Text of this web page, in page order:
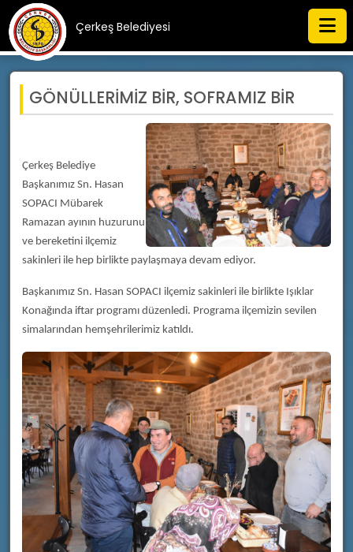
Çerkeş Belediyesi
GÖNÜLLERİMİZ BİR, SOFRAMIZ BİR
Çerkeş Belediye
Başkanımız Sn. Hasan
SOPACI Mübarek
Ramazan ayının huzurunu
ve bereketini ilçemiz
sakinleri ile hep birlikte paylaşmaya devam ediyor.
Başkanımız Sn. Hasan SOPACI ilçemiz sakinleri ile birlikte Işıklar
Konağında iftar programı düzenledi. Programa ilçemizin sevilen
simalarından hemşehrilerimiz katıldı.